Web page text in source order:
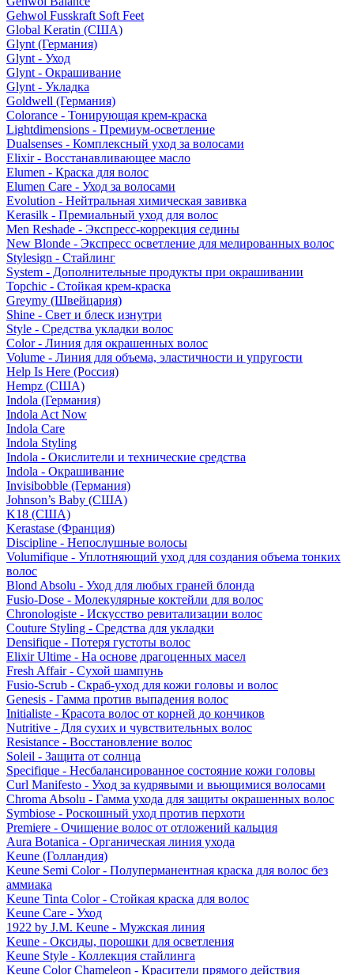
Gehwol Fusskraft Soft Feet
Global Keratin (США)
Glynt (Германия)
Glynt - Уход
Glynt - Окрашивание
Glynt - Укладка
Goldwell (Германия)
Colorance - Тонирующая крем-краска
Lightdimensions - Премиум-осветление
Dualsenses - Комплексный уход за волосами
Elixir - Восстанавливающее масло
Elumen - Краска для волос
Elumen Care - Уход за волосами
Evolution - Нейтральная химическая завивка
Kerasilk - Премиальный уход для волос
Men Reshade - Экспресс-коррекция седины
New Blonde - Экспресс осветление для мелированных волос
Stylesign - Стайлинг
System - Дополнительные продукты при окрашивании
Topchic - Стойкая крем-краска
Greymy (Швейцария)
Shine - Свет и блеск изнутри
Style - Средства укладки волос
Color - Линия для окрашенных волос
Volume - Линия для объема, эластичности и упругости
Help Is Here (Россия)
Hempz (США)
Indola (Германия)
Indola Act Now
Indola Care
Indola Styling
Indola - Окислители и технические средства
Indola - Окрашивание
Invisibobble (Германия)
Johnson’s Baby (США)
K18 (США)
Kerastase (Франция)
Discipline - Непослушные волосы
Volumifique - Уплотняющий уход для создания объема тонких
волос
Blond Absolu - Уход для любых граней блонда
Fusio-Dose - Молекулярные коктейли для волос
Chronologiste - Искусство ревитализации волос
Couture Styling - Средства для укладки
Densifique - Потеря густоты волос
Elixir Ultime - На основе драгоценных масел
Fresh Affair - Сухой шампунь
Fusio-Scrub - Скраб-уход для кожи головы и волос
Genesis - Гамма против выпадения волос
Initialiste - Красота волос от корней до кончиков
Nutritive - Для сухих и чувствительных волос
Resistance - Восстановление волос
Soleil - Защита от солнца
Specifique - Несбалансированное состояние кожи головы
Curl Manifesto - Уход за кудрявыми и вьющимися волосами
Chroma Absolu - Гамма ухода для защиты окрашенных волос
Symbiose - Роскошный уход против перхоти
Premiere - Очищение волос от отложений кальция
Aura Botanica - Органическая линия ухода
Keune (Голландия)
Keune Semi Color - Полуперманентная краска для волос без
аммиака
Keune Tinta Color - Стойкая краска для волос
Keune Care - Уход
1922 by J.M. Keune - Мужская линия
Keune - Оксиды, порошки для осветления
Keune Style - Коллекция стайлинга
Keune Color Chameleon - Красители прямого действия